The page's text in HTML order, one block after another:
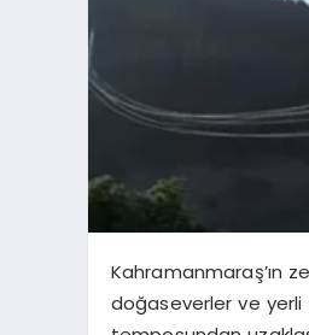
Kahramanmaraş’ın
doğaseverler ve yerli